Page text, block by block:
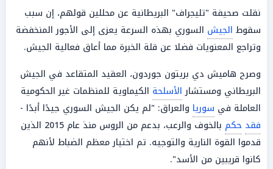
نقلت صحيفة "تليجراف" البريطانية عن محللين قولهم، إن سبب
سقوط الجيش السوري بهذه السرعة يعزى إلى الأجور المنخفضة
وتراجع المعنويات فضلا عن قلة الخبرة مما أعاق فعالية الجيش.
وصرح هاميش دي بريتون جوردون، العقيد المتقاعد في الجيش
البريطاني ومستشارالأسلحة الكيماوية للمنظمات غير الحكومية
العاملة في سوريا والعراق: "لم يكن الجيش السوري جيدًا أبدًا -
فقد حكم
بالخوف والرعب، بدعم من الروس منذ عام 2015 الذين
قدموا القوة النارية والتوجيه. تم اختيار معظم الضباط لأنهم
كانوا قريبين من الأسد".